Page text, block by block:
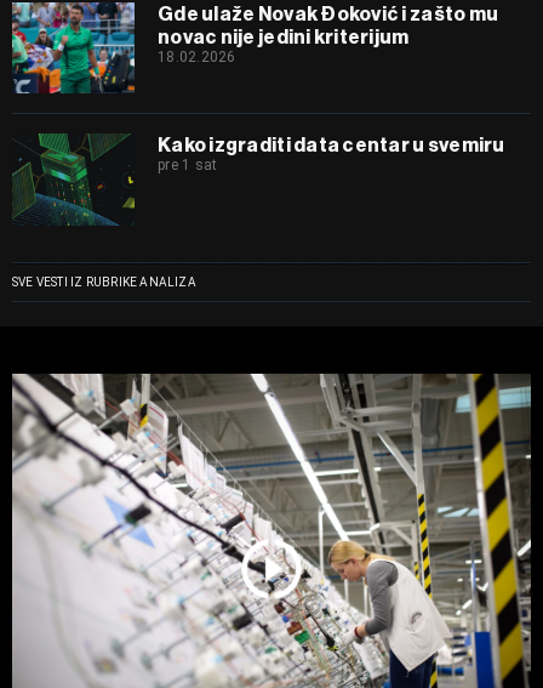
Gde ulaže Novak Đoković i zašto mu
novac nije jedini kriterijum
18.02.2026
Kako izgraditi data centar u svemiru
pre 1 sat
SVE VESTI IZ RUBRIKE ANALIZA